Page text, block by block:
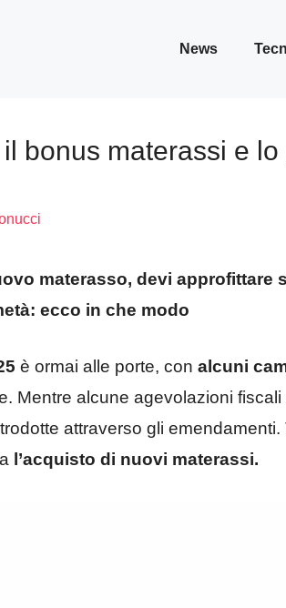
News
bonus materassi e
materasso, devi approfittare
ecco in che modo
è ormai alle porte, con alcuni
Mentre alcune agevolazioni
attraverso gli emendamenti.
l’acquisto di nuovi materassi.